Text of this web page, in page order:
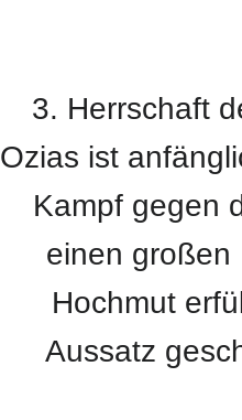
3. Herrschaft
Ozias ist
Kampf gegen
einen großen
Hochmut
Aussatz